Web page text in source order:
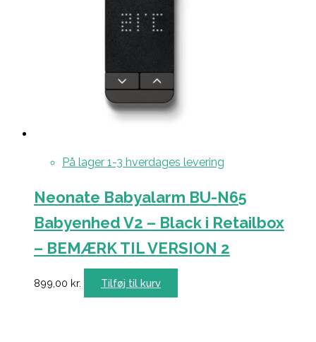
På lager 1-3 hverdages levering
Neonate Babyalarm BU-N65
Babyenhed V2 – Black i Retailbox
– BEMÆRK TIL VERSION 2
899,00 kr. Tilføj til kurv